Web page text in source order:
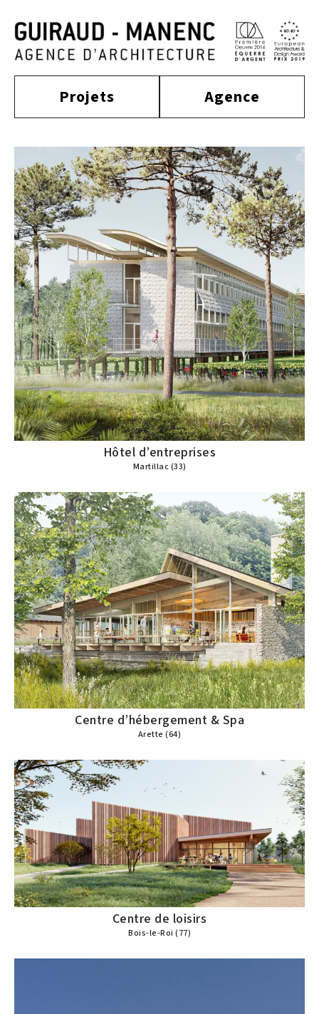
Projets Agence
construit
culture
tertiaire
habitat
enseignement
sport
équipement
tourisme
industriel
actualité
approche
équipe
distinctions
publications
contact
Hôtel d’entreprises
Martillac (33)
Centre d’hébergement & Spa
Arette (64)
Centre de loisirs
Bois-le-Roi (77)